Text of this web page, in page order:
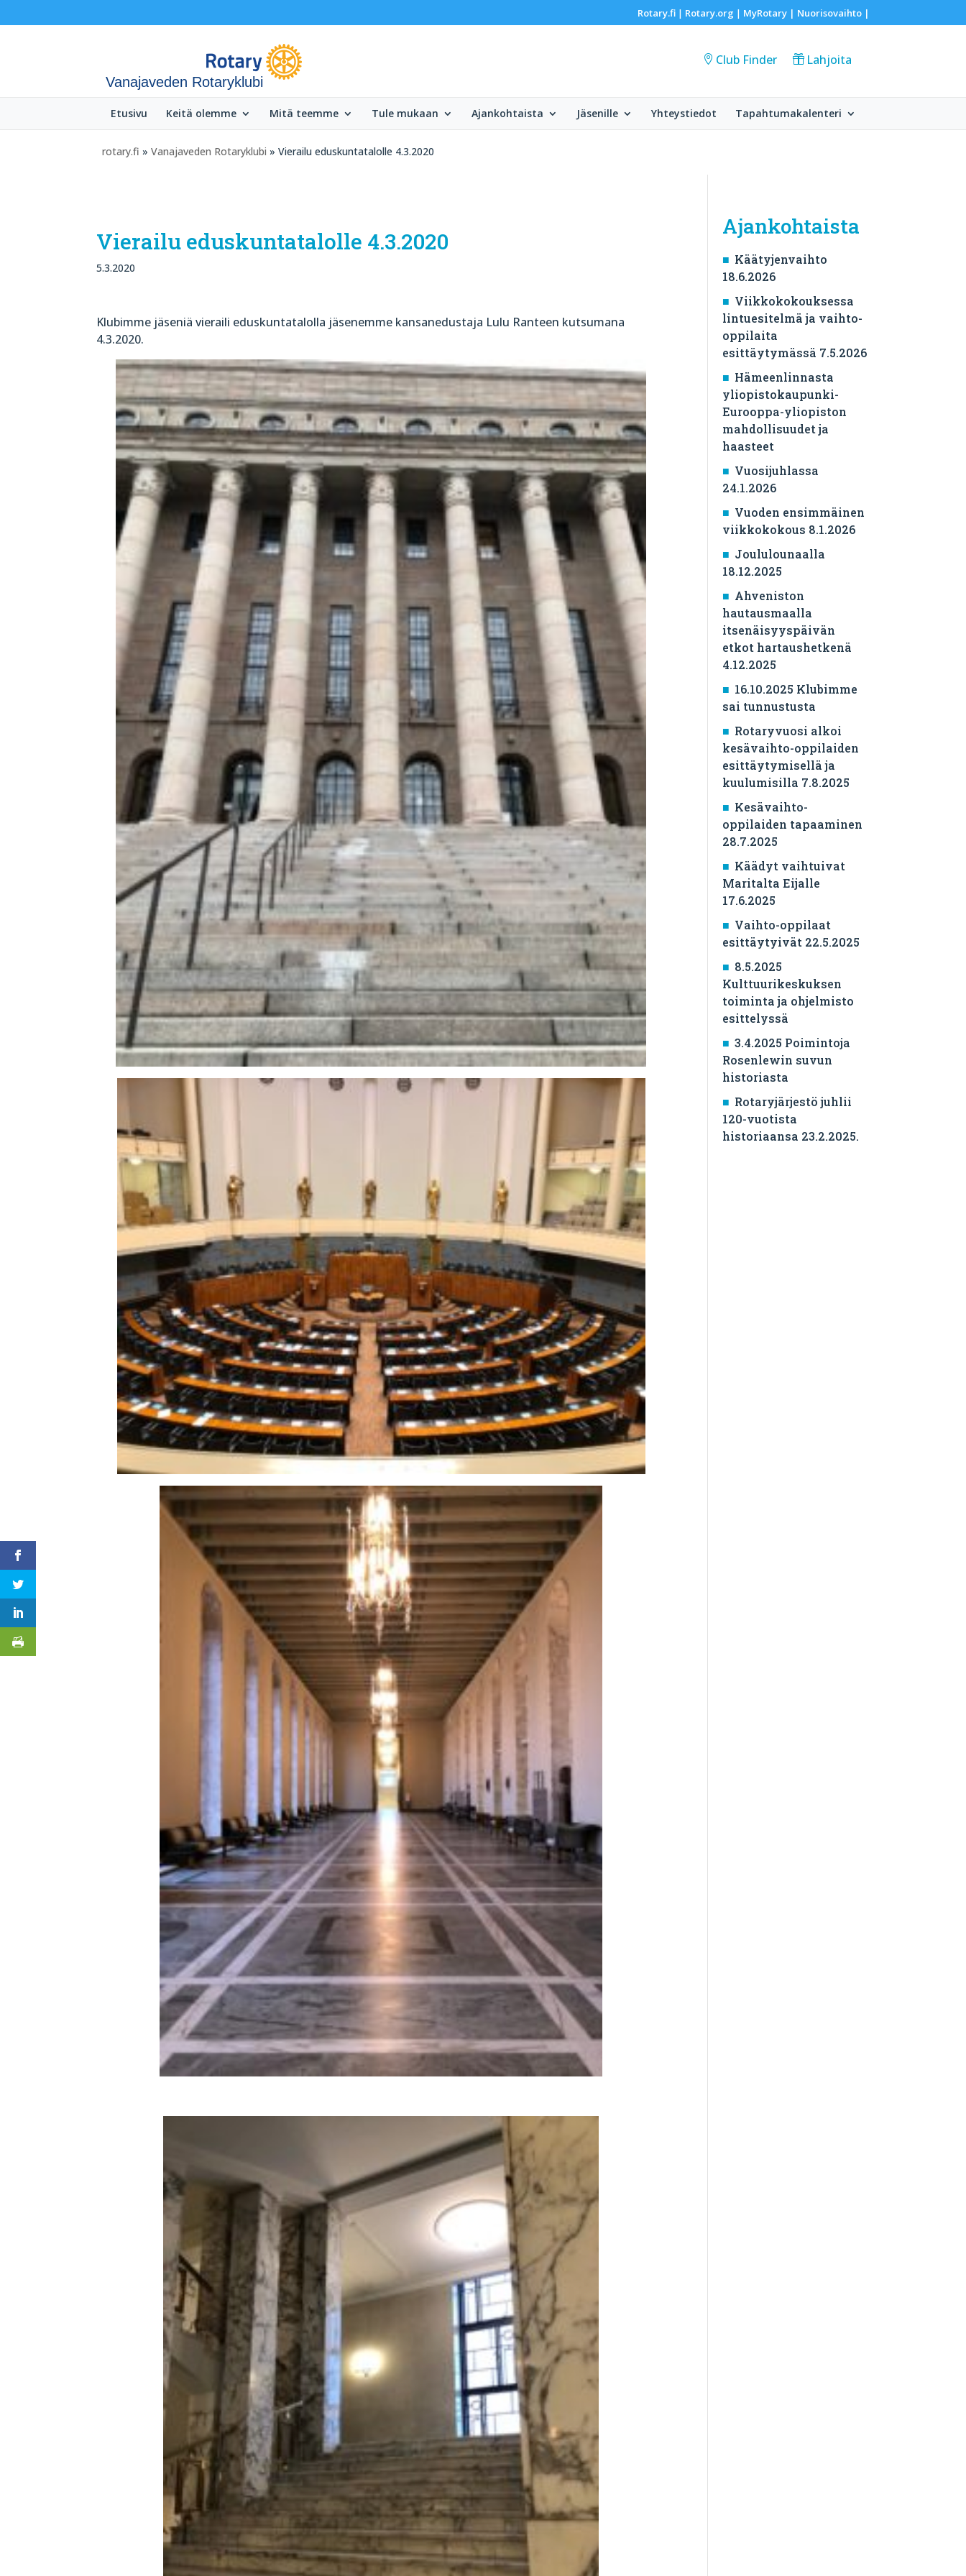
Rotary.fi| Rotary.org | MyRotary | Nuorisovaihto|
Vanajaveden Rotaryklubi
Club Finder Lahjoita
Etusivu Keitä olemme Mitä teemme Tule mukaan Ajankohtaista Jäsenille Yhteystiedot Tapahtumakalenteri
rotary.fi » Vanajaveden Rotaryklubi » Vierailu eduskuntatalolle 4.3.2020
Vierailu eduskuntatalolle 4.3.2020
5.3.2020
Klubimme jäseniä vieraili eduskuntatalolla jäsenemme kansanedustaja Lulu Ranteen kutsumana
4.3.2020.
Ajankohtaista
Käätyjenvaihto
18.6.2026
Viikkokokouksessa
lintuesitelmä ja vaihto-
oppilaita
esittäytymässä 7.5.2026
Hämeenlinnasta
yliopistokaupunki-
Eurooppa-yliopiston
mahdollisuudet ja
haasteet
Vuosijuhlassa
24.1.2026
Vuoden ensimmäinen
viikkokokous 8.1.2026
Joululounaalla
18.12.2025
Ahveniston
hautausmaalla
itsenäisyyspäivän
etkot hartaushetkenä
4.12.2025
16.10.2025 Klubimme
sai tunnustusta
Rotaryvuosi alkoi
kesävaihto-oppilaiden
esittäytymisellä ja
kuulumisilla 7.8.2025
Kesävaihto-
oppilaiden tapaaminen
28.7.2025
Käädyt vaihtuivat
Maritalta Eijalle
17.6.2025
Vaihto-oppilaat
esittäytyivät 22.5.2025
8.5.2025
Kulttuurikeskuksen
toiminta ja ohjelmisto
esittelyssä
3.4.2025 Poimintoja
Rosenlewin suvun
historiasta
Rotaryjärjestö juhlii
120-vuotista
historiaansa 23.2.2025.